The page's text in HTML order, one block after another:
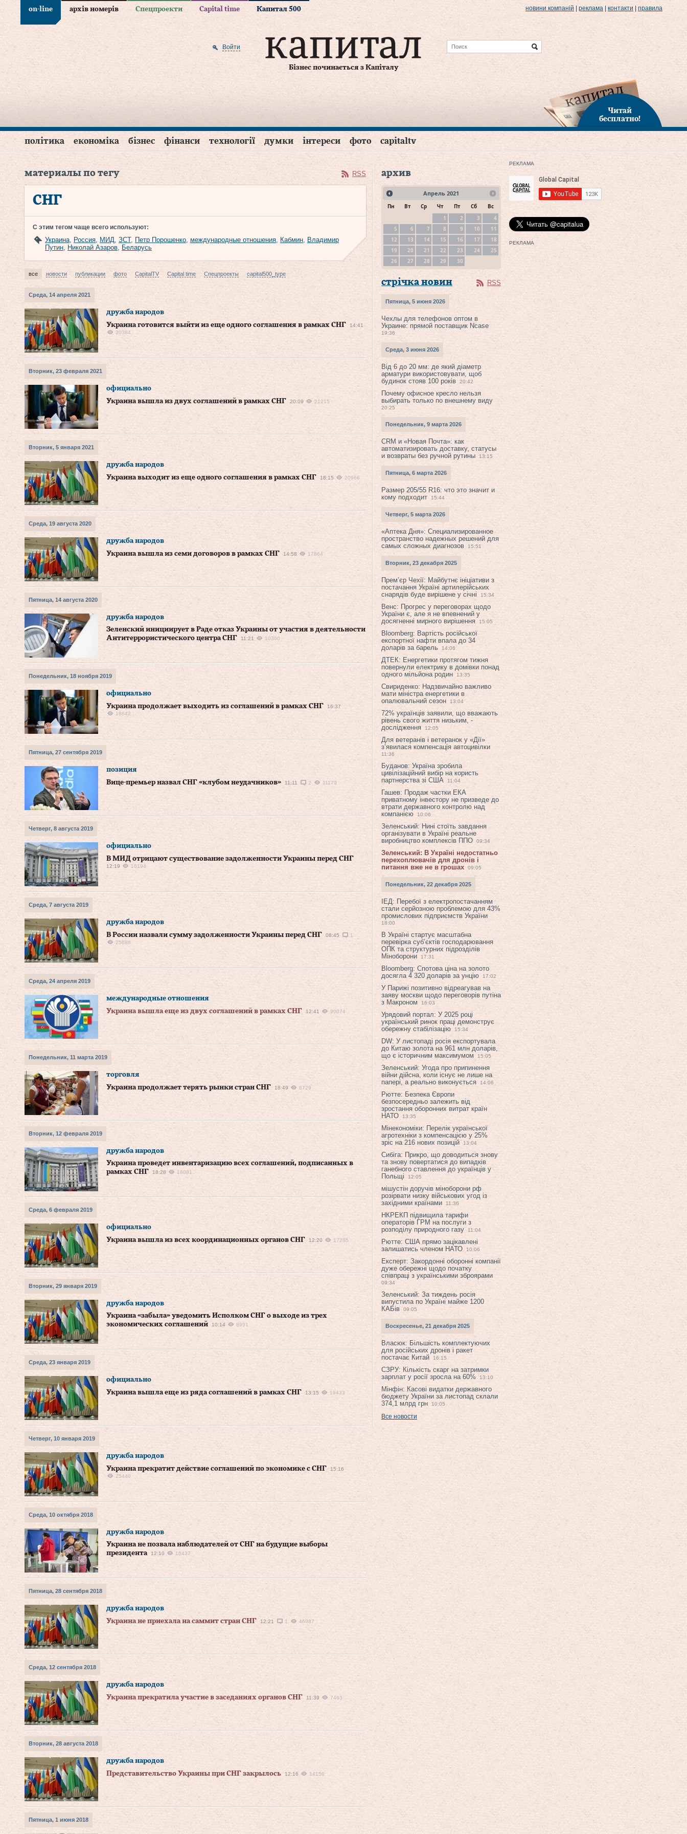
on-line архів номерів Спецпроекти Capital time Капитал 500 новини компаній реклама контакти правила
Бізнес починається з Капіталу
Войти
Читай
бесплатно!
політика економіка бізнес фінанси технології думки інтереси фото capitaltv
материалы по тегу RSS
СНГ
С этим тегом чаще всего используют:
Украина, Россия, МИД, ЗСТ, Петр Порошенко, международные отношения, Кабмин, Владимир
Путин, Николай Азаров, Беларусь
все новости публикации фото CapitalTV Capital time Спецпроекты capital500_type
Среда, 14 апреля 2021
дружба народов
Украина готовится выйти из еще одного соглашения в рамках СНГ
14:41
20384
Вторник, 23 февраля 2021
официально
Украина вышла из двух соглашений в рамках СНГ
20:09 21215
Вторник, 5 января 2021
дружба народов
Украина выходит из еще одного соглашения в рамках СНГ
18:15 20966
Среда, 19 августа 2020
дружба народов
Украина вышла из семи договоров в рамках СНГ
14:58 17864
Пятница, 14 августа 2020
дружба народов
Зеленский инициирует в Раде отказ Украины от участия в деятельности
Антитеррористического центра СНГ
11:21 10300
Понедельник, 18 ноября 2019
официально
Украина продолжает выходить из соглашений в рамках СНГ
16:37
18642
Пятница, 27 сентября 2019
позиция
Вице-премьер назвал СНГ «клубом неудачников»
11:11 2 11179
Четверг, 8 августа 2019
официально
В МИД отрицают существование задолженности Украины перед СНГ
12:19 16194
Среда, 7 августа 2019
дружба народов
В России назвали сумму задолженности Украины перед СНГ
08:45
1
25686
Среда, 24 апреля 2019
международные отношения
Украина вышла еще из двух соглашений в рамках СНГ
12:41 90074
Понедельник, 11 марта 2019
торговля
Украина продолжает терять рынки стран СНГ
18:49 6729
Вторник, 12 февраля 2019
дружба народов
Украина проведет инвентаризацию всех соглашений, подписанных в
рамках СНГ
18:28 18081
Среда, 6 февраля 2019
официально
Украина вышла из всех координационных органов СНГ
12:20 17285
Вторник, 29 января 2019
дружба народов
Украина «забыла» уведомить Исполком СНГ о выходе из трех
экономических соглашений
10:14 8991
Среда, 23 января 2019
официально
Украина вышла еще из ряда соглашений в рамках СНГ
13:15 19433
Четверг, 10 января 2019
дружба народов
Украина прекратит действие соглашений по экономике с СНГ
15:16
25440
Среда, 10 октября 2018
дружба народов
Украина не позвала наблюдателей от СНГ на будущие выборы
президента
12:10 16437
Пятница, 28 сентября 2018
дружба народов
Украина не приехала на саммит стран СНГ
12:21 1 46987
Среда, 12 сентября 2018
дружба народов
Украина прекратила участие в заседаниях органов СНГ
11:39 7463
Вторник, 28 августа 2018
дружба народов
Представительство Украины при СНГ закрылось
12:16 14156
Пятница, 1 июня 2018
архив
Апрель 2021
Пн Вт Ср Чт Пт Сб
Вс
1
2 3
4
5
6 7 8 9 10
11
12
13 14 15 16 17
18
19
20 21 22 23 24
25
26
27 28 29 30
стрічка новин RSS
Пятница, 5 июня 2026
Чехлы для телефонов оптом в
Украине: прямой поставщик Ncase
19:36
Среда, 3 июня 2026
Від 6 до 20 мм: де який діаметр
арматури використовувати, щоб
будинок стояв 100 років
20:42
Почему офисное кресло нельзя
выбирать только по внешнему виду
20:25
Понедельник, 9 марта 2026
CRM и «Новая Почта»: как
автоматизировать доставку, статусы
и возвраты без ручной рутины
13:15
Пятница, 6 марта 2026
Размер 205/55 R16: что это значит и
кому подходит
15:44
Четверг, 5 марта 2026
«Аптека Дня»: Специализированное
пространство надежных решений для
самых сложных диагнозов
15:51
Вторник, 23 декабря 2025
Прем’єр Чехії: Майбутнє ініціативи з
постачання Україні артилерійських
снарядів буде вирішене у січні
15:34
Венс: Прогрес у переговорах щодо
України є, але я не впевнений у
досягненні мирного вирішення
15:05
Bloomberg: Вартість російської
експортної нафти впала до 34
доларів за барель
14:06
ДТЕК: Енергетики протягом тижня
повернули електрику в домівки понад
одного мільйона родин
13:35
Свириденко: Надзвичайно важливо
мати міністра енергетики в
опалювальний сезон
13:04
72% українців заявили, що вважають
рівень свого життя низьким, -
дослідження
12:05
Для ветеранів і ветеранок у «Дії»
з’явилася компенсація автоцивілки
11:36
Буданов: Україна зробила
цивілізаційний вибір на користь
партнерства зі США
11:04
Гашев: Продаж частки ЕКА
приватному інвестору не призведе до
втрати державного контролю над
компанією
10:06
Зеленський: Нині стоїть завдання
організувати в Україні реальне
виробництво комплексів ППО
09:34
Зеленський: В Україні недостатньо
перехоплювачів для дронів і
питання вже не в грошах
09:05
Понедельник, 22 декабря 2025
ІЕД: Перебої з електропостачанням
стали серйозною проблемою для 43%
промислових підприємств України
18:00
В Україні стартує масштабна
перевірка суб’єктів господарювання
ОПК та структурних підрозділів
Міноборони
17:31
Bloomberg: Спотова ціна на золото
досягла 4 320 доларів за унцію
17:02
У Парижі позитивно відреагував на
заяву москви щодо переговорів путіна
з Макроном
16:03
Урядовий портал: У 2025 році
український ринок праці демонструє
обережну стабілізацію
15:34
DW: У листопаді росія експортувала
до Китаю золота на 961 млн доларів,
що є історичним максимумом
15:05
Зеленський: Угода про припинення
війни дійсна, коли існує не лише на
папері, а реально виконується
14:06
Рютте: Безпека Європи
безпосередньо залежить від
зростання оборонних витрат країн
НАТО
13:35
Мінекономіки: Перелік української
агротехніки з компенсацією у 25%
зріс на 216 нових позицій
13:04
Сибіга: Прикро, що доводиться знову
та знову повертатися до випадків
ганебного ставлення до українців у
Польщі
12:05
мішустін доручів міноборони рф
розірвати низку військових угод із
західними країнами
11:36
НКРЕКП підвищила тарифи
операторів ГРМ на послуги з
розподілу природного газу
11:04
Рютте: США прямо зацікавлені
залишатись членом НАТО
10:06
Експерт: Закордонні оборонні компанії
дуже обережні щодо початку
співпраці з українськими зброярами
09:34
Зеленський: За тиждень росія
випустила по Україні майже 1200
КАБів
09:05
Воскресенье, 21 декабря 2025
Власюк: Більшість комплектуючих
для російських дронів і ракет
постачає Китай
16:15
СЗРУ: Кількість скарг на затримки
зарплат у росії зросла на 60%
13:10
Мінфін: Касові видатки державного
бюджету України за листопад склали
374,1 млрд грн
10:05
Все новости
РЕКЛАМА
РЕКЛАМА